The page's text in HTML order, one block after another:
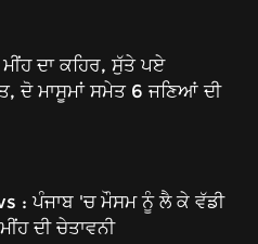
ਦਾ ਕਹਿਰ, ਸੁੱਤੇ ਪਏ
ਦੋ ਮਾਸੂਮਾਂ ਸਮੇਤ 6 ਜਣਿਆਂ ਦੀ
: ਪੰਜਾਬ 'ਚ ਮੌਸਮ ਨੂੰ ਲੈ ਕੇ ਵੱਡੀ
ਦੀ ਚੇਤਾਵਨੀ